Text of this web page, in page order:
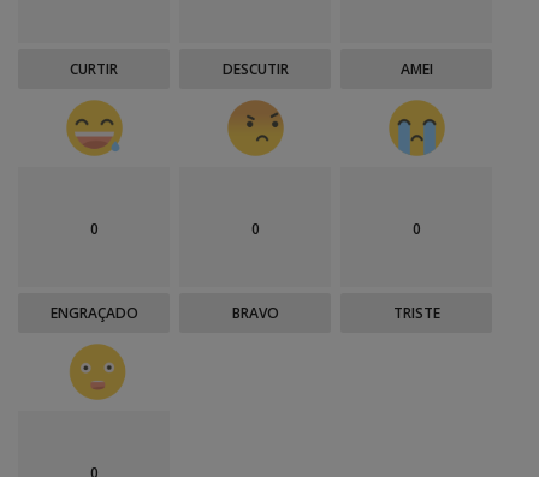
CURTIR DESCUTIR AMEI
0
ENGRAÇADO
0
BRAVO
0
TRISTE
0